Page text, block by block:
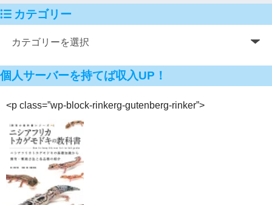
カテゴリー
個人サーバーを持てば収入UP！
<p class=”wp-block-rinkerg-gutenberg-rinker”>